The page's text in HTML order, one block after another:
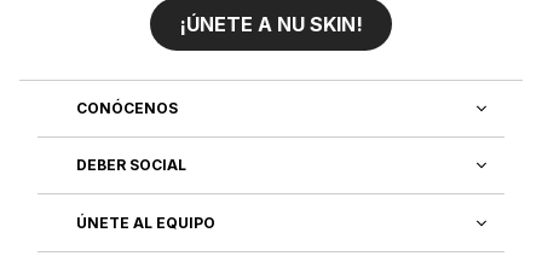
¡ÚNETE A NU SKIN!
CONÓCENOS
DEBER SOCIAL
ÚNETE AL EQUIPO